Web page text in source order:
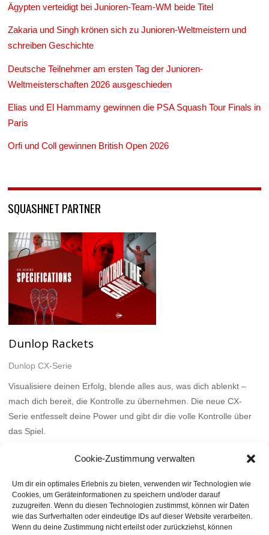
Cookie-Zustimmung verwalten
Um dir ein optimales Erlebnis zu bieten, verwenden wir Technologien wie
Cookies, um Geräteinformationen zu speichern und/oder darauf
zuzugreifen. Wenn du diesen Technologien zustimmst, können wir Daten
wie das Surfverhalten oder eindeutige IDs auf dieser Website verarbeiten.
Wenn du deine Zustimmung nicht erteilst oder zurückziehst, können
Ägypten verteidigt bei Junioren-Team-WM beide Titel
Zakaria und Singh krönen sich zu Junioren-Weltmeistern und
schreiben Geschichte
Deutsche Teilnehmer am ersten Tag der Junioren-
Weltmeisterschaften 2026 ausgeschieden
Elias und El Hammamy gewinnen die PSA Squash Tour Finals in
Paris
Orfi und Coll gewinnen British Open 2026
SQUASHNET PARTNER
Dunlop Rackets
Dunlop CX-Serie
Visualisiere deinen Erfolg, blende alles aus, was dich ablenkt –
mach dich bereit, die Kontrolle zu übernehmen. Die neue CX-
Serie entfesselt deine Power und gibt dir die volle Kontrolle über
das Spiel.